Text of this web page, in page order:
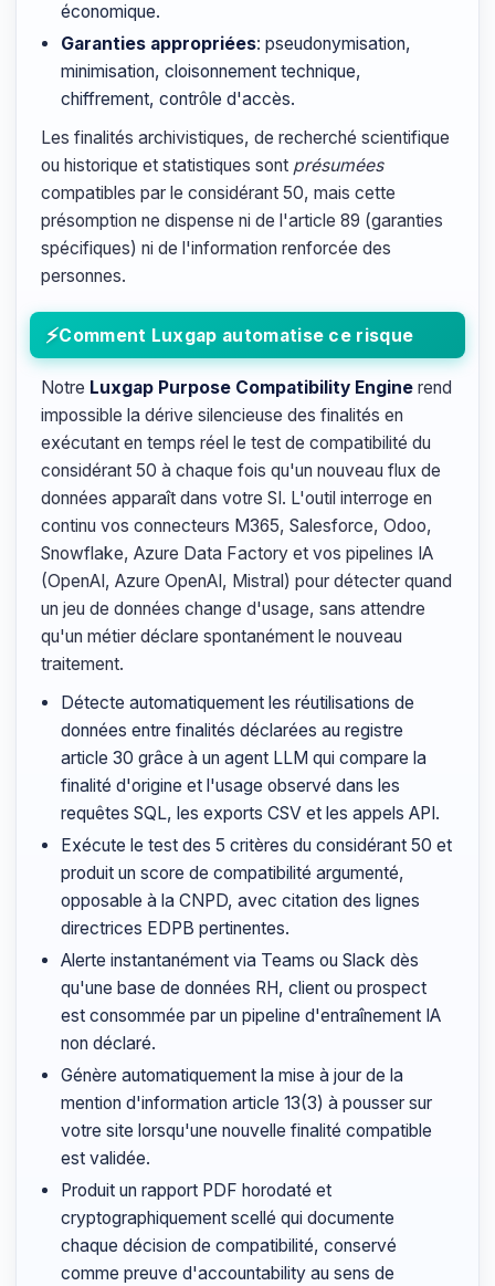
économique.
Garanties appropriées: pseudonymisation,
minimisation, cloisonnement technique,
chiffrement, contrôle d'accès.
Les finalités archivistiques, de recherché scientifique
ou historique et statistiques sont présumées
compatibles par le considérant 50, mais cette
présomption ne dispense ni de l'article 89 (garanties
spécifiques) ni de l'information renforcée des
personnes.
Comment Luxgap automatise ce risque
Notre Luxgap Purpose Compatibility Engine rend
impossible la dérive silencieuse des finalités en
exécutant en temps réel le test de compatibilité du
considérant 50 à chaque fois qu'un nouveau flux de
données apparaît dans votre SI. L'outil interroge en
continu vos connecteurs M365, Salesforce, Odoo,
Snowflake, Azure Data Factory et vos pipelines IA
(OpenAI, Azure OpenAI, Mistral) pour détecter quand
un jeu de données change d'usage, sans attendre
qu'un métier déclare spontanément le nouveau
traitement.
Détecte automatiquement les réutilisations de
données entre finalités déclarées au registre
article 30 grâce à un agent LLM qui compare la
finalité d'origine et l'usage observé dans les
requêtes SQL, les exports CSV et les appels API.
Exécute le test des 5 critères du considérant 50 et
produit un score de compatibilité argumenté,
opposable à la CNPD, avec citation des lignes
directrices EDPB pertinentes.
Alerte instantanément via Teams ou Slack dès
qu'une base de données RH, client ou prospect
est consommée par un pipeline d'entraînement IA
non déclaré.
Génère automatiquement la mise à jour de la
mention d'information article 13(3) à pousser sur
votre site lorsqu'une nouvelle finalité compatible
est validée.
Produit un rapport PDF horodaté et
cryptographiquement scellé qui documente
chaque décision de compatibilité, conservé
comme preuve d'accountability au sens de